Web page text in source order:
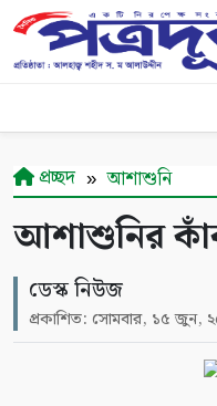
প্রচ্ছদ আশাশুনি
আশাশুনির
ডেস্ক নিউজ
প্রকাশিত: সোমবার, ১৫ জুন,